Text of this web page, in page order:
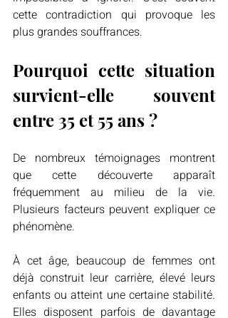
cette contradiction qui provoque les
plus grandes souffrances.
Pourquoi cette situation
survient-elle souvent
entre 35 et 55 ans ?
De nombreux témoignages montrent
que cette découverte apparaît
fréquemment au milieu de la vie.
Plusieurs facteurs peuvent expliquer ce
phénomène.
À cet âge, beaucoup de femmes ont
déjà construit leur carrière, élevé leurs
enfants ou atteint une certaine stabilité.
Elles disposent parfois de davantage